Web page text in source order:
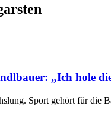
„Ich hole
Sport gehört für die